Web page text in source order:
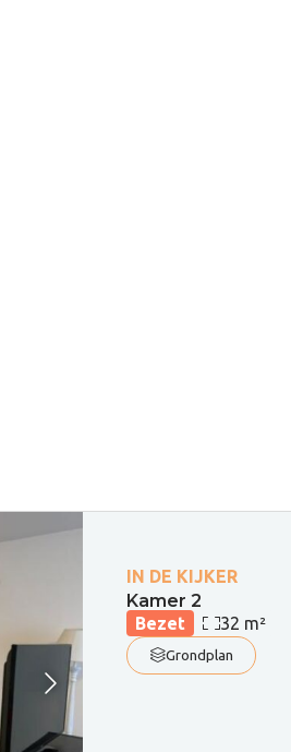
IN DE KIJKER
Kamer 2
Bezet Oppervlakte:
32 m²
Grondplan